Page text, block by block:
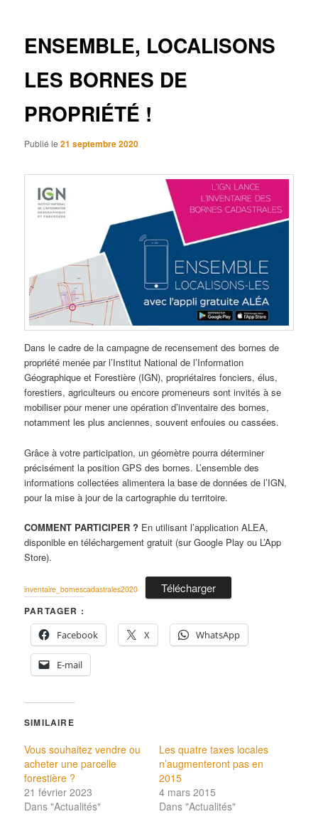
ENSEMBLE, LOCALISONS
LES BORNES DE
PROPRIÉTÉ !
Publié le21 septembre 2020
Dans le cadre de la campagne de recensement des bornes de
propriété menée par l’Institut National de l’Information
Géographique et Forestière (IGN), propriétaires fonciers, élus,
forestiers, agriculteurs ou encore promeneurs sont invités à se
mobiliser pour mener une opération d’inventaire des bornes,
notamment les plus anciennes, souvent enfouies ou cassées.
Grâce à votre participation, un géomètre pourra déterminer
précisément la position GPS des bornes. L’ensemble des
informations collectées alimentera la base de données de l’IGN,
pour la mise à jour de la cartographie du territoire.
COMMENT PARTICIPER ? En utilisant l’application ALEA,
disponible en téléchargement gratuit (sur Google Play ou L’App
Store).
inventaire_bornescadastrales2020 Télécharger
PARTAGER :
Facebook
X WhatsApp
E-mail
SIMILAIRE
Vous souhaitez vendre ou
acheter une parcelle
forestière ?
21 février 2023
Dans "Actualités"
Les quatre taxes locales
n’augmenteront pas en
2015
4 mars 2015
Dans "Actualités"